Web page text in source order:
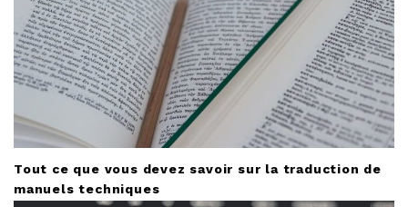
Tout ce que vous devez savoir sur la traduction de
manuels techniques